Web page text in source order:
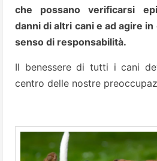
che possano verificarsi
danni di altri cani e ad agire
senso di responsabilità.
Il benessere di tutti i cani
centro delle nostre